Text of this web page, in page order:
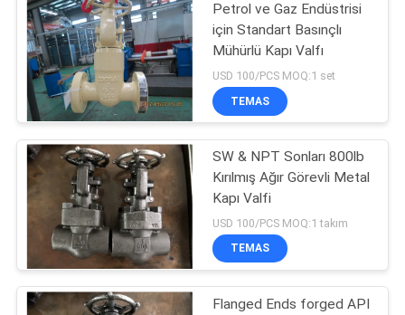
Çift Blok ve Kanama
Valfı
16
Metal oturumlu top
valfi
Petrol ve Gaz Endüstrisi
için Standart Basınçlı
Mühürlü Kapı Valfı
USD 100/PCS MOQ:1 set
TEMAS
SW & NPT Sonları 800lb
Kırılmış Ağır Görevli Metal
Kapı Valfi
USD 100/PCS MOQ:1 takım
TEMAS
Flanged Ends forged API